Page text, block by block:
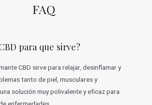
i
o
e
s
FAQ
para que sirve?
CBD sirve para relajar, desinflamar y
tanto de piel, musculares y
solución muy polivalente y eficaz para